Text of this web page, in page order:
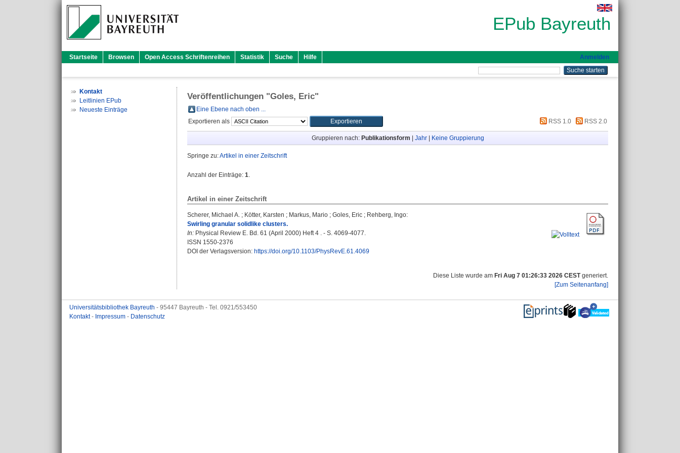
EPub Bayreuth
Startseite Browsen Open Access Schriftenreihen Statistik Suche Hilfe Anmelden
Kontakt
Leitlinien EPub
Neueste Einträge
Veröffentlichungen "Goles, Eric"
Eine Ebene nach oben ...
Exportieren als
RSS 1.0 RSS 2.0
Gruppieren nach: Publikationsform Jahr| Keine Gruppierung
Springe zu:Artikel in einer Zeitschrift
Anzahl der Einträge: 1.
Artikel in einer Zeitschrift
Scherer, Michael A. ; Kötter, Karsten ; Markus, Mario ; Goles, Eric ; Rehberg, Ingo:
Swirling granular solidlike clusters.
In: Physical Review E. Bd. 61 (April 2000) Heft 4 . - S. 4069-4077.
ISSN 1550-2376
DOI der Verlagsversion: https://doi.org/10.1103/PhysRevE.61.4069
Diese Liste wurde am Fri Aug 7 01:26:33 2026 CESTgeneriert.
[Zum Seitenanfang]
Universitätsbibliothek Bayreuth - 95447 Bayreuth - Tel. 0921/553450
Kontakt- Impressum - Datenschutz